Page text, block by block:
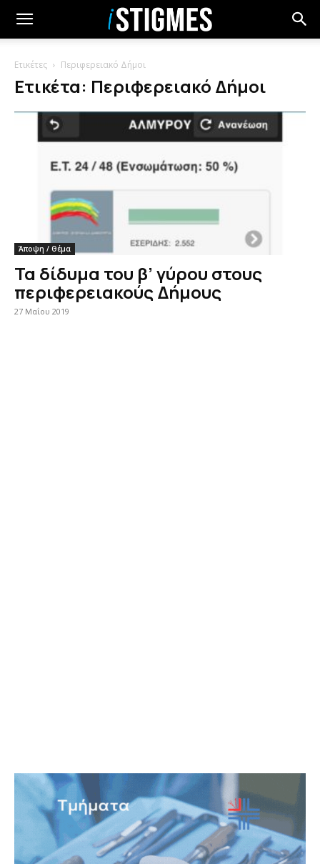
Ετικέτες Περιφερειακό Δήμοι
Ετικέτα: Περιφερειακό Δήμοι
Άποψη / Θέμα
Τα δίδυμα του β’ γύρου στους
περιφερειακούς Δήμους
27 Μαΐου 2019